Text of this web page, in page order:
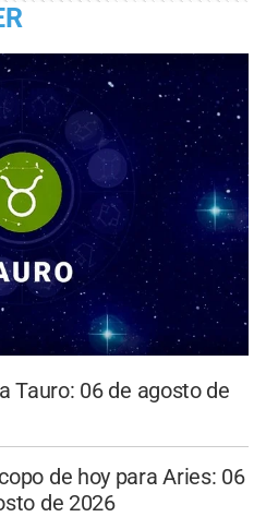
Tauro: 06 de agosto de
de hoy para Aries: 06
de 2026